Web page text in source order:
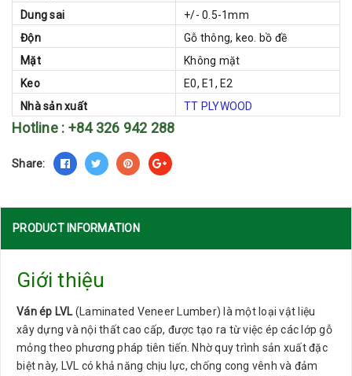
Dung sai
+/- 0.5-1mm
Độn
Gỗ thông, keo. bồ đề
Mặt
Không mặt
Keo
E0, E1, E2
Nhà sản xuất
TT PLYWOOD
Hotline : +84 326 942 288
Share:
PRODUCT INFORMATION
Giới thiệu
Ván ép LVL(Laminated Veneer Lumber) là một loại vật liệu
xây dựng và nội thất cao cấp, được tạo ra từ việc ép các lớp gỗ
mỏng theo phương pháp tiên tiến. Nhờ quy trình sản xuất đặc
biệt này, LVL có khả năng chịu lực, chống cong vênh và đảm